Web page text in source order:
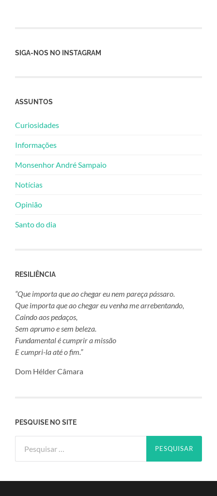
SIGA-NOS NO INSTAGRAM
ASSUNTOS
Curiosidades
Informações
Monsenhor André Sampaio
Notícias
Opinião
Santo do dia
RESILIÊNCIA
“Que importa que ao chegar eu nem pareça pássaro.
Que importa que ao chegar eu venha me arrebentando,
Caindo aos pedaços,
Sem aprumo e sem beleza.
Fundamental é cumprir a missão
E cumpri-la até o fim.”
Dom Hélder Câmara
PESQUISE NO SITE
por: